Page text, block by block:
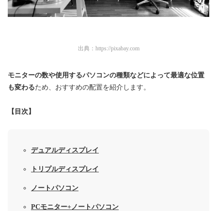
出典： https://pixabay.com
モニターの数や使用するパソコンの種類などによって最適な位置
も変わるため、おすすめの配置を紹介します。
【目次】
デュアルディスプレイ
トリプルディスプレイ
ノートパソコン
PCモニター+ノートパソコン